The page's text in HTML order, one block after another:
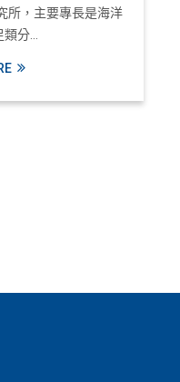
所，主要專長是海洋
分…